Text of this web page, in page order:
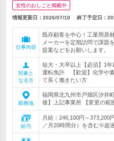
女性のおしごと掲載中
情報更新日：2026/07/10 終了予定日：
仕事内容
既存顧客を中心！工業用原
メーカーを定期訪問で課題
提案などをお願いします。
対象と
なる方
短大・大卒以上【必須】1
運転免許 【歓迎】化学や
て長く働きたい方
勤務地
福岡県北九州市戸畑区汐井
後】上記事業所 【変更の範
給与
月給：246,100円～373,200
／月20時間分）を含む※超